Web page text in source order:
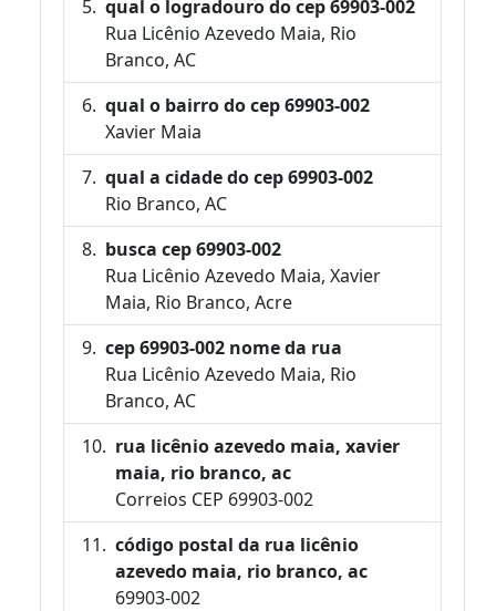
qual o logradouro do cep 69903-002
Rua Licênio Azevedo Maia, Rio
Branco, AC
qual o bairro do cep 69903-002
Xavier Maia
qual a cidade do cep 69903-002
Rio Branco, AC
busca cep 69903-002
Rua Licênio Azevedo Maia, Xavier
Maia, Rio Branco, Acre
cep 69903-002 nome da rua
Rua Licênio Azevedo Maia, Rio
Branco, AC
rua licênio azevedo maia, xavier
maia, rio branco, ac
Correios CEP 69903-002
código postal da rua licênio
azevedo maia, rio branco, ac
69903-002